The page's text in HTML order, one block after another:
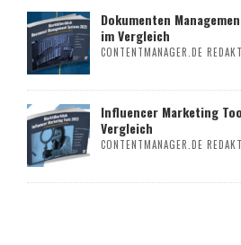
Dokumenten
im Vergleich
CONTENTMANAGER.DE
Influencer Marketing
Vergleich
CONTENTMANAGER.DE